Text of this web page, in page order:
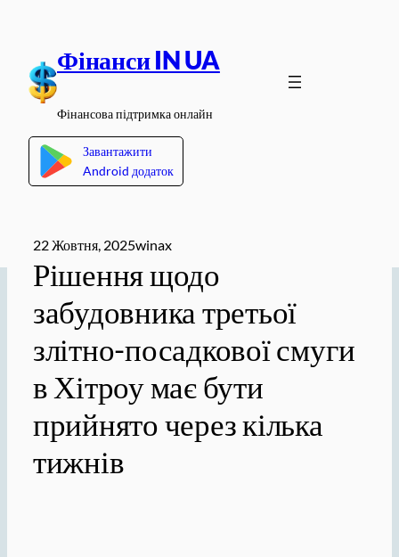
вмісту
Фінанси IN UA
Фінансова підтримка онлайн
Завантажити
Android додаток
22 Жовтня, 2025winax
Рішення щодо
забудовника третьої
злітно-посадкової смуги
в Хітроу має бути
прийнято через кілька
тижнів